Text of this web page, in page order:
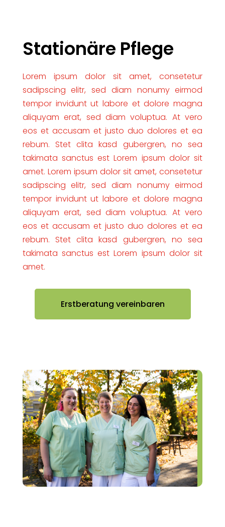
Stationäre Pflege
Lorem ipsum dolor sit amet, consetetur
sadipscing elitr, sed diam nonumy eirmod
tempor invidunt ut labore et dolore magna
aliquyam erat, sed diam voluptua. At vero
eos et accusam et justo duo dolores et ea
rebum. Stet clita kasd gubergren, no sea
takimata sanctus est Lorem ipsum dolor sit
amet. Lorem ipsum dolor sit amet, consetetur
sadipscing elitr, sed diam nonumy eirmod
tempor invidunt ut labore et dolore magna
aliquyam erat, sed diam voluptua. At vero
eos et accusam et justo duo dolores et ea
rebum. Stet clita kasd gubergren, no sea
takimata sanctus est Lorem ipsum dolor sit
amet.
Erstberatung vereinbaren